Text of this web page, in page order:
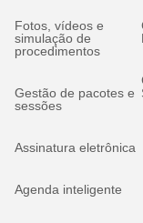
Fotos, vídeos e
simulação de
procedimentos
Gestão de pacotes e
sessões
Assinatura eletrônica
Agenda inteligente